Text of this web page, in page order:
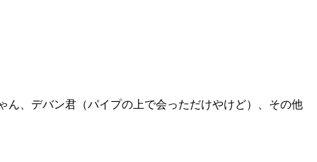
ん、デバン君（パイプの上で会っただけやけど）、その他